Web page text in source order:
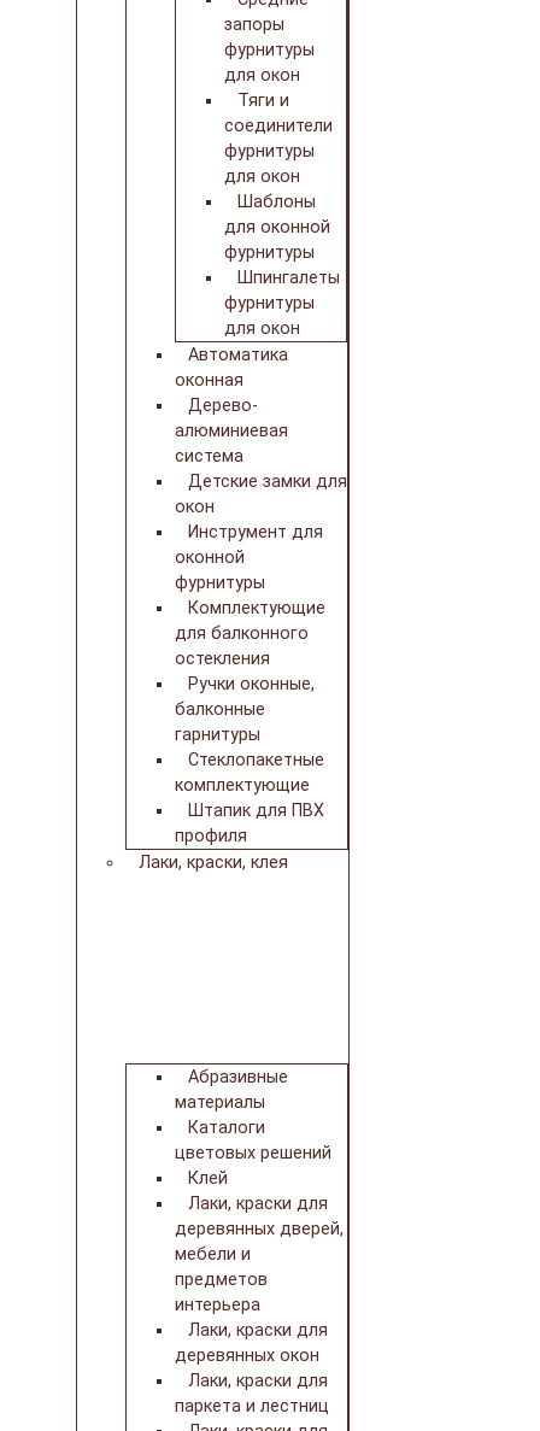
запоры
фурнитуры
для окон
Тяги и
соединители
фурнитуры
для окон
Шаблоны
для оконной
фурнитуры
Шпингалеты
фурнитуры
для окон
Автоматика
оконная
Дерево-
алюминиевая
система
Детские замки для
окон
Инструмент для
оконной
фурнитуры
Комплектующие
для балконного
остекления
Ручки оконные,
балконные
гарнитуры
Стеклопакетные
комплектующие
Штапик для ПВХ
профиля
Лаки, краски, клея
Абразивные
материалы
Каталоги
цветовых решений
Клей
Лаки, краски для
деревянных дверей,
мебели и
предметов
интерьера
Лаки, краски для
деревянных окон
Лаки, краски для
паркета и лестниц